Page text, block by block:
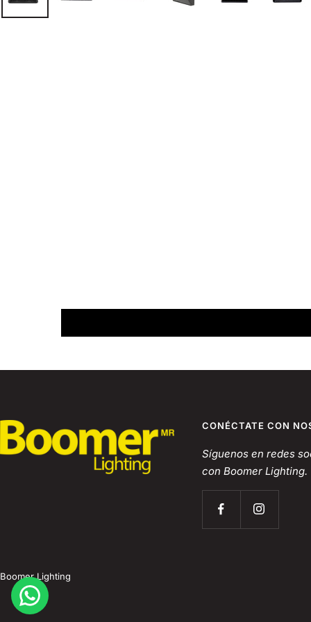
CONÉCTATE CON
Síguenos en redes
con Boomer Lighting.
Boomer Lighting